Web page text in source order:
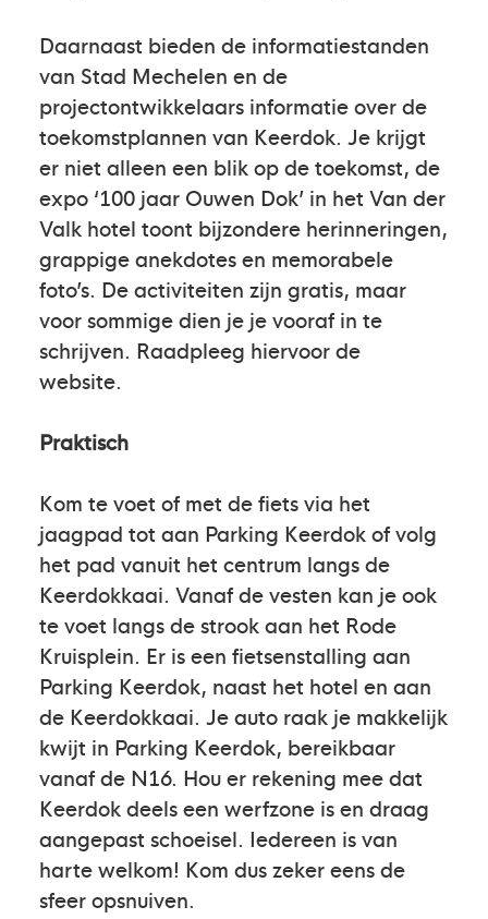
Daarnaast bieden de informatiestanden
van Stad Mechelen en de
projectontwikkelaars informatie over de
toekomstplannen van Keerdok. Je krijgt
er niet alleen een blik op de toekomst, de
expo ‘100 jaar Ouwen Dok’ in het Van der
Valk hotel toont bijzondere herinneringen,
grappige anekdotes en memorabele
foto’s. De activiteiten zijn gratis, maar
voor sommige dien je je vooraf in te
schrijven. Raadpleeg hiervoor de
website.
Praktisch
Kom te voet of met de fiets via het
jaagpad tot aan Parking Keerdok of volg
het pad vanuit het centrum langs de
Keerdokkaai. Vanaf de vesten kan je ook
te voet langs de strook aan het Rode
Kruisplein. Er is een fietsenstalling aan
Parking Keerdok, naast het hotel en aan
de Keerdokkaai. Je auto raak je makkelijk
kwijt in Parking Keerdok, bereikbaar
vanaf de N16. Hou er rekening mee dat
Keerdok deels een werfzone is en draag
aangepast schoeisel. Iedereen is van
harte welkom! Kom dus zeker eens de
sfeer opsnuiven.